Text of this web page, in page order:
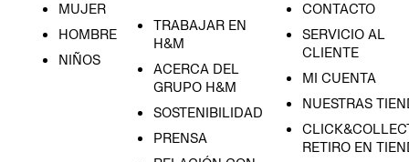
MUJER
HOMBRE
NIÑOS
TRABAJAR EN
H&M
ACERCA DEL
GRUPO H&M
SOSTENIBILIDAD
PRENSA
CONTACTO
SERVICIO AL
CLIENTE
MI CUENTA
NUESTRAS
RETIRO EN